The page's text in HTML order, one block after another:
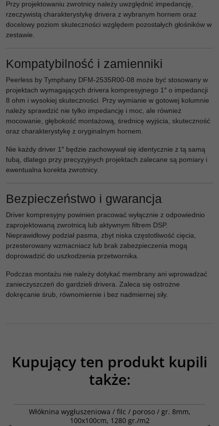
Przy projektowaniu zwrotnicy należy uwzględnić impedancję,
rzeczywistą charakterystykę drivera z wybranym hornem oraz
docelowy poziom skuteczności względem pozostałych głośników w
zestawie.
Kompatybilność i zamienniki
Peerless by Tymphany DFM-2535R00-08 może być stosowany w
projektach wymagających drivera kompresyjnego 1″ o impedancji
8 ohm i wysokiej skuteczności. Przy wymianie w gotowej kolumnie
należy sprawdzić nie tylko impedancję i moc, ale również
mocowanie, głębokość montażową, średnicę wyjścia, skuteczność
oraz charakterystykę z oryginalnym hornem.
Nie każdy driver 1″ będzie zachowywał się identycznie z tą samą
tubą, dlatego przy precyzyjnych projektach zalecane są pomiary i
ewentualna korekta zwrotnicy.
Bezpieczeństwo i gwarancja
Driver kompresyjny powinien pracować wyłącznie z odpowiednio
zaprojektowaną zwrotnicą lub aktywnym filtrem DSP.
Nieprawidłowy podział pasma, zbyt niska częstotliwość cięcia,
przesterowany wzmacniacz lub brak zabezpieczenia mogą
doprowadzić do uszkodzenia przetwornika.
Podczas montażu nie należy dotykać membrany ani wprowadzać
zanieczyszczeń do gardzieli drivera. Zaleca się ostrożne
dokręcanie śrub, równomiernie i bez nadmiernej siły.
Kupujący ten produkt kupili
także:
Włóknina wygłuszeniowa / filc / poroso / gr. 8mm,
100x100cm, 1280 gr./m2